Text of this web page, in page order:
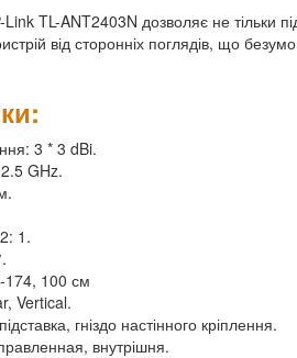
TL-ANT2403N дозволяє не тільки
від сторонніх поглядів, що
3 * 3 dBi.
GHz.
1.
174, 100 см
Vertical.
гніздо настінного кріплення.
внутрішня.